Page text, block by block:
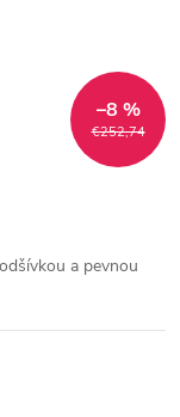
€252,74
–8 %
a pevnou